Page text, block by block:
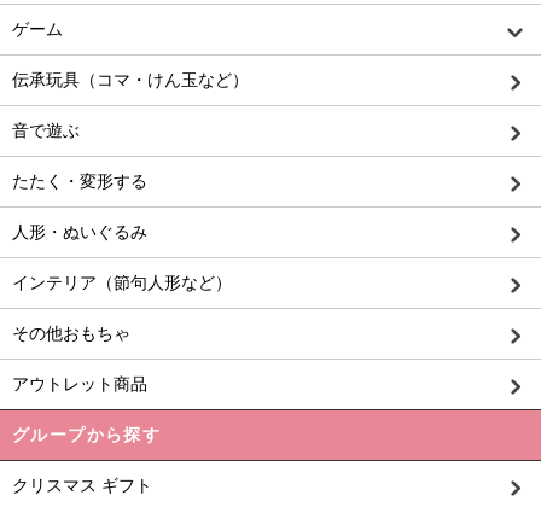
ゲーム
伝承玩具（コマ・けん玉など）
音で遊ぶ
たたく・変形する
人形・ぬいぐるみ
インテリア（節句人形など）
その他おもちゃ
アウトレット商品
グループから探す
クリスマス ギフト